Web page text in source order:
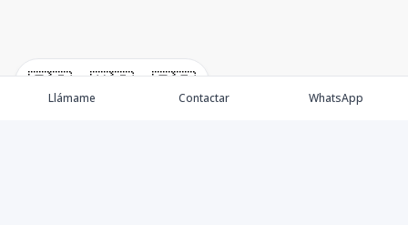
🇪🇸 🇺🇸 🇫🇷
Llámame Contactar WhatsApp